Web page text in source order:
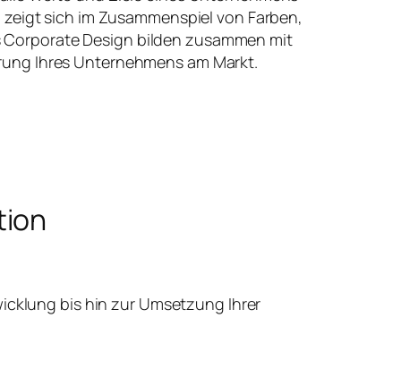
sich im Zusammenspiel von Farben,
Design bilden zusammen mit
Ihres Unternehmens am Markt.
bis hin zur Umsetzung Ihrer